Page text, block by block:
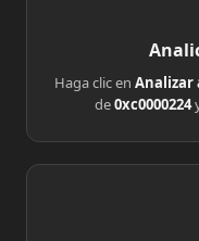
Haga clic en Analizar
de0xc0000224